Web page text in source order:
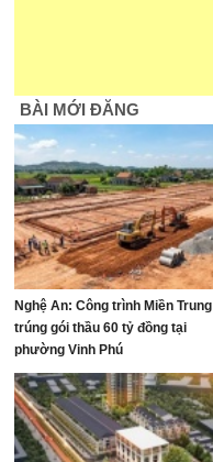
BÀI MỚI ĐĂNG
Nghệ An: Công trình Miền Trung
trúng gói thầu 60 tỷ đồng tại
phường Vinh Phú